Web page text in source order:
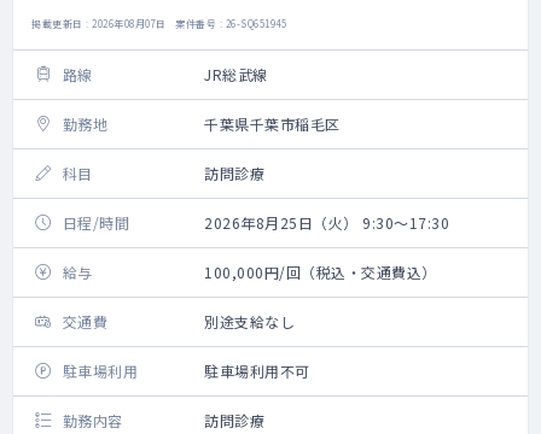
掲載更新日 : 2026年08月07日 案件番号 : 26-SQ651945
路線 JR総武線
勤務地 千葉県千葉市稲毛区
科目 訪問診療
日程/時間 2026年8月25日（火） 9:30～17:30
給与 100,000円/回（税込・交通費込）
交通費 別途支給なし
駐車場利用 駐車場利用不可
勤務内容 訪問診療